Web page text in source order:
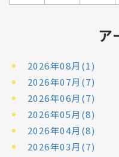
ア
2026年08月(1)
2026年07月(7)
2026年06月(7)
2026年05月(8)
2026年04月(8)
2026年03月(7)